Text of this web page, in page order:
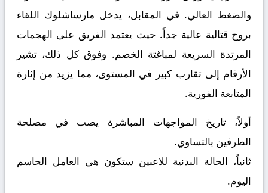
والضغط العالي. في المقابل، يدخل مارساشلوك اللقاء
بروح قتالية عالية جداً. حيث يعتمد الفريق على الهجمات
المرتدة السريعة لمباغتة الخصم. وفوق كل ذلك، تشير
الأرقام إلى تقارب كبير في المستوى، مما يزيد من إثارة
المتابعة الفورية.
أولاً، تاريخ المواجهات المباشرة يصب في مصلحة
الطرفين بالتساوي.
ثانياً، الحالة البدنية للاعبين ستكون هي العامل الحاسم
اليوم.